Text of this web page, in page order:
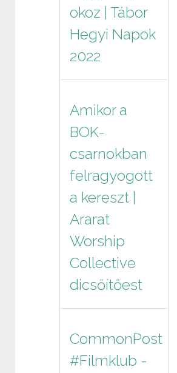
okoz | Tábor
Hegyi Napok
2022
Amikor a
BOK-
csarnokban
felragyogott
a kereszt |
Ararat
Worship
Collective
dicsőítőest
CommonPost
#Filmklub -